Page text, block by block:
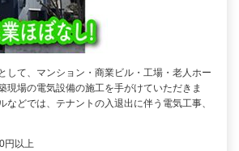
して、マンション・商業ビル・工場・老人ホー
現場の電気設備の施工を手がけていただきま
などでは、テナントの入退出に伴う電気工事、
円以上